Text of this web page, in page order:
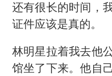
还有很长的时间，
证件应该是真的。
林明星拉着我去他
馆坐了下来。他自